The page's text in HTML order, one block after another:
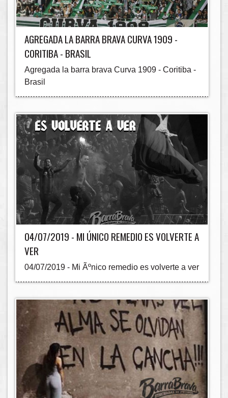
AGREGADA LA BARRA BRAVA CURVA 1909 -
CORITIBA - BRASIL
Agregada la barra brava Curva 1909 - Coritiba -
Brasil
04/07/2019 - MI ÚNICO REMEDIO ES VOLVERTE A
VER
04/07/2019 - Mi Ãºnico remedio es volverte a ver